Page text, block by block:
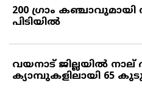
200 ഗ്രാം കഞ്ചാവുമായി
പിടിയില്‍
വയനാട് ജില്ലയില്‍ നാല്
ക്യാമ്പുകളിലായി 65